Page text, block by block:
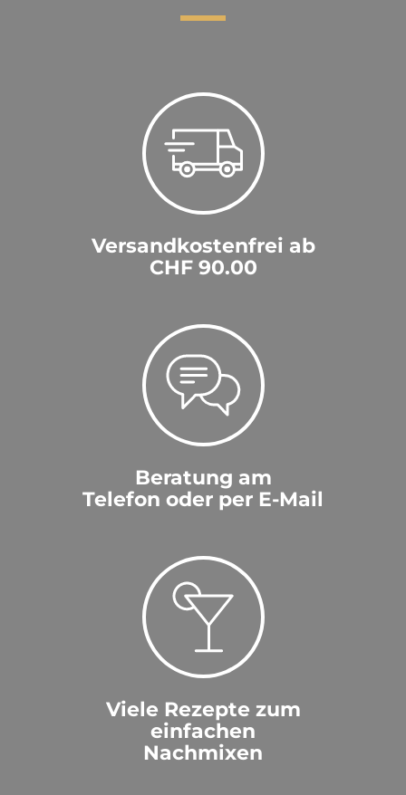
Versandkostenfrei ab
CHF 90.00
Beratung am
Telefon oder per E-Mail
Viele Rezepte zum
einfachen
Nachmixen